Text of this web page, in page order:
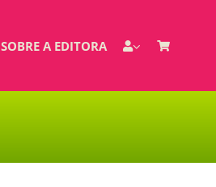
SOBRE A EDITORA